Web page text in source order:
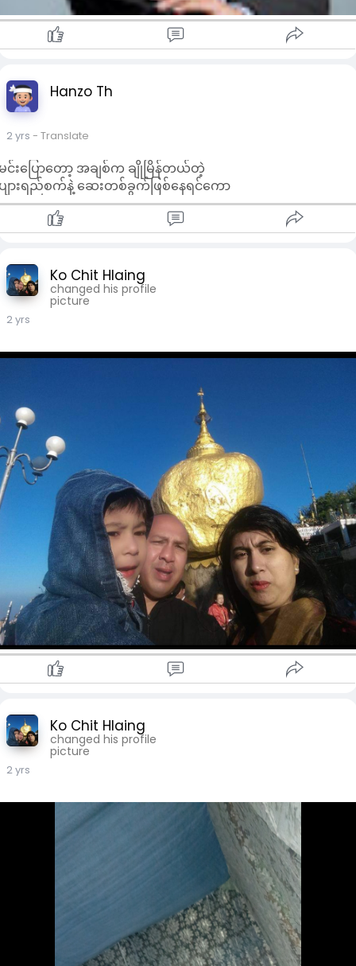
Hanzo Th
2 yrs - Translate
င်းပြောတော့ အချစ်က ချိုမြိန်တယ်တဲ့
ျားရည်စက်နဲ့ ဆေးတစ်ခွက်ဖြစ်နေရင်ကော
Ko Chit Hlaing
changed his profile
picture
2 yrs
Ko Chit Hlaing
changed his profile
picture
2 yrs